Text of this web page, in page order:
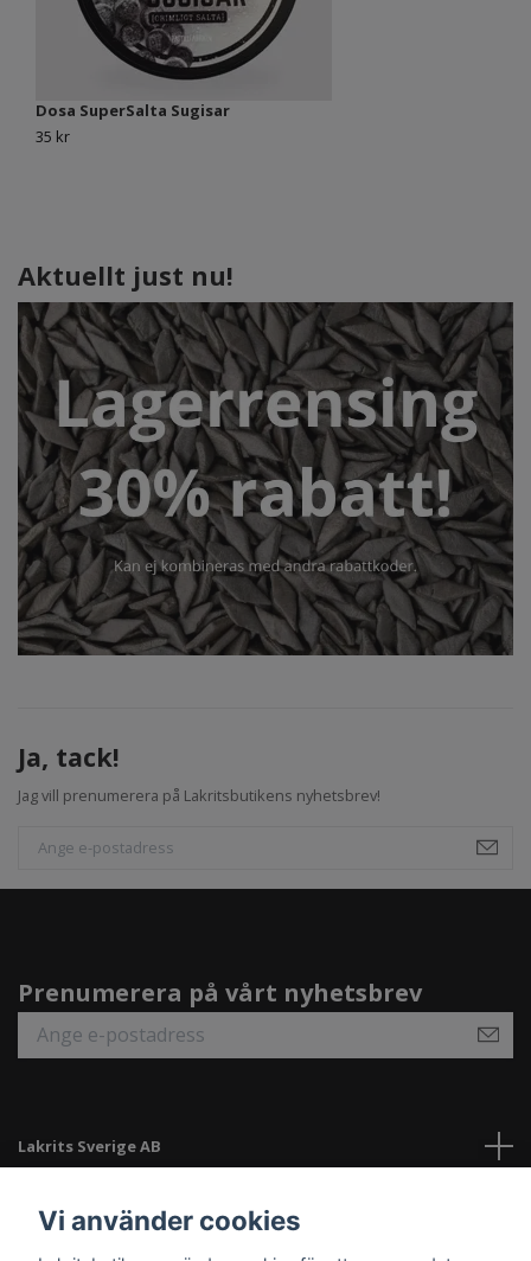
Aktuellt just nu!
Ja, tack!
Jag vill prenumerera på Lakritsbutikens nyhetsbrev!
Dosa SuperSalta Sugisar
35 kr
Prenumerera på vårt nyhetsbrev
Lakrits Sverige AB
Länkar
Vi använder cookies